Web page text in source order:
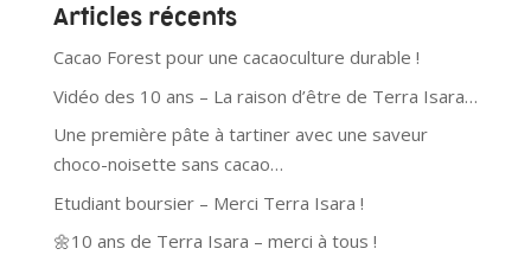
Articles récents
Cacao Forest pour une cacaoculture durable !
Vidéo des 10 ans – La raison d’être de Terra Isara…
Une première pâte à tartiner avec une saveur
choco-noisette sans cacao…
Etudiant boursier – Merci Terra Isara !
🌼10 ans de Terra Isara – merci à tous !